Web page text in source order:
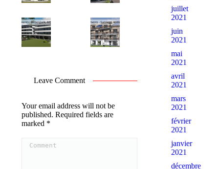
Leave Comment
Your email address will not be
published. Required fields are
marked *
juillet
2021
juin
2021
mai
2021
avril
2021
mars
2021
février
2021
janvier
2021
décembre